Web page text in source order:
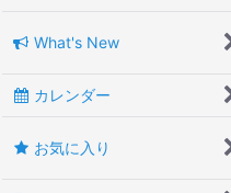
What's New
カレンダー
お気に入り